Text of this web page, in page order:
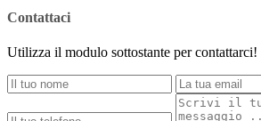
Contattaci
Utilizza il modulo sottostante per contattarci!